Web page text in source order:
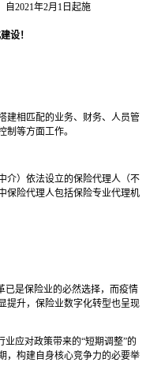
2021年2月1日起施
设！
建相匹配的业务、财务、人员管
等方面工作。
介）依法设立的保险代理人（不
保险代理人包括保险专业代理机
已是保险业的必然选择，而疫情
提升，保险业数字化转型也呈现
业应对政策带来的“短期调整”的
，构建自身核心竞争力的必要举